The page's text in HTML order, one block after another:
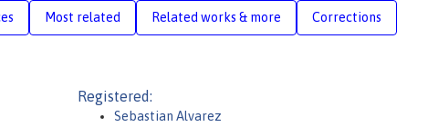
Most related Related works & more Corrections
Registered:
Sebastian Alvarez